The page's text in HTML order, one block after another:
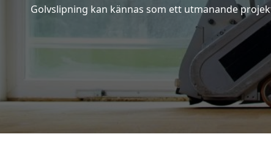
Golvslipning kan kännas som ett utmanande